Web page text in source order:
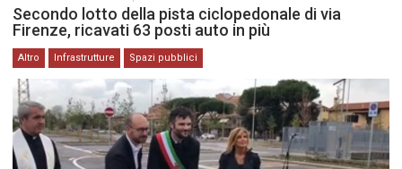
Secondo lotto della pista ciclopedonale di via
Firenze, ricavati 63 posti auto in più
Altro Infrastrutture Spazi pubblici